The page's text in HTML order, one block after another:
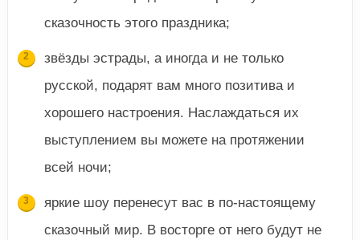
сказочность этого праздника;
звёзды эстрады, а иногда и не только
русской, подарят вам много позитива и
хорошего настроения. Наслаждаться их
выступлением вы можете на протяжении
всей ночи;
яркие шоу перенесут вас в по-настоящему
сказочный мир. В восторге от него будут не